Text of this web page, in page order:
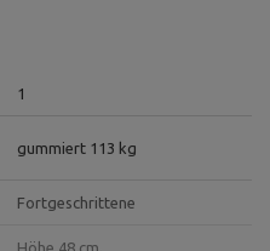
1
gummiert 113 kg
Fortgeschrittene
Höhe 48 cm,